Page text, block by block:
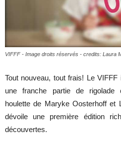
VIFFF - Image droits réservés - credits: Laura
Tout nouveau, tout frais! Le
une franche partie de rigolade
houlette de Maryke Oosterhoff et
dévoile une première édition
découvertes.